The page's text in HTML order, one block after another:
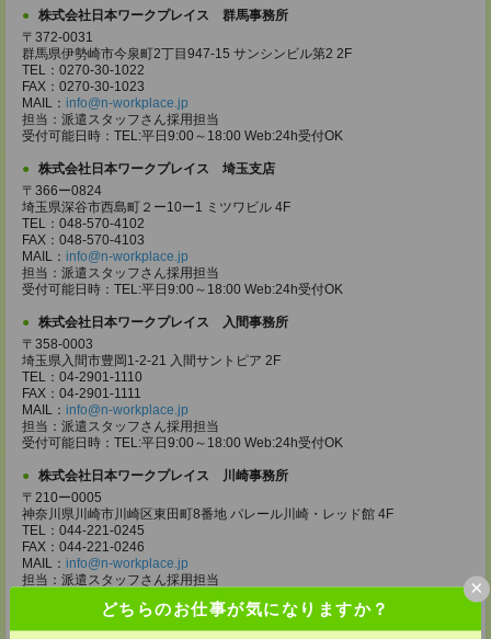
どちらのお仕事が気になりますか？
×
株式会社日本ワークプレイス 群馬事務所
〒372-0031
群馬県伊勢崎市今泉町2丁目947-15 サンシンビル第2 2F
TEL：0270-30-1022
FAX：0270-30-1023
MAIL： info@n-workplace.jp
担当：派遣スタッフさん採用担当
受付可能日時：TEL:平日9:00～18:00 Web:24h受付OK
株式会社日本ワークプレイス 埼玉支店
〒366ー0824
埼玉県深谷市西島町２ー10ー1 ミツワビル 4F
TEL：048-570-4102
FAX：048-570-4103
MAIL： info@n-workplace.jp
担当：派遣スタッフさん採用担当
受付可能日時：TEL:平日9:00～18:00 Web:24h受付OK
株式会社日本ワークプレイス 入間事務所
〒358-0003
埼玉県入間市豊岡1-2-21 入間サントピア 2F
TEL：04-2901-1110
FAX：04-2901-1111
MAIL： info@n-workplace.jp
担当：派遣スタッフさん採用担当
受付可能日時：TEL:平日9:00～18:00 Web:24h受付OK
株式会社日本ワークプレイス 川崎事務所
〒210ー0005
神奈川県川崎市川崎区東田町8番地 パレール川崎・レッド館 4F
TEL：044-221-0245
FAX：044-221-0246
MAIL： info@n-workplace.jp
担当：派遣スタッフさん採用担当
株式会社日本ワークプレイス 神奈川支店